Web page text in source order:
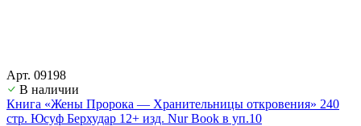
Арт. 09198
В наличии
Книга «Жены Пророка — Хранительницы откровения» 240
стр. Юсуф Берхудар 12+ изд. Nur Book в уп.10